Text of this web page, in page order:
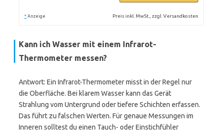
* Anzeige Preis inkl. MwSt., zzgl. Versandkosten
Kann ich Wasser mit einem Infrarot-
Thermometer messen?
Antwort: Ein Infrarot-Thermometer misst in der Regel nur
die Oberfläche. Bei klarem Wasser kann das Gerät
Strahlung vom Untergrund oder tiefere Schichten erfassen.
Das führt zu falschen Werten. Für genaue Messungen im
Inneren solltest du einen Tauch- oder Einstichfühler